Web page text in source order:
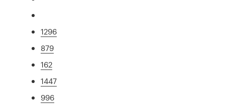
1296
879
162
1447
996